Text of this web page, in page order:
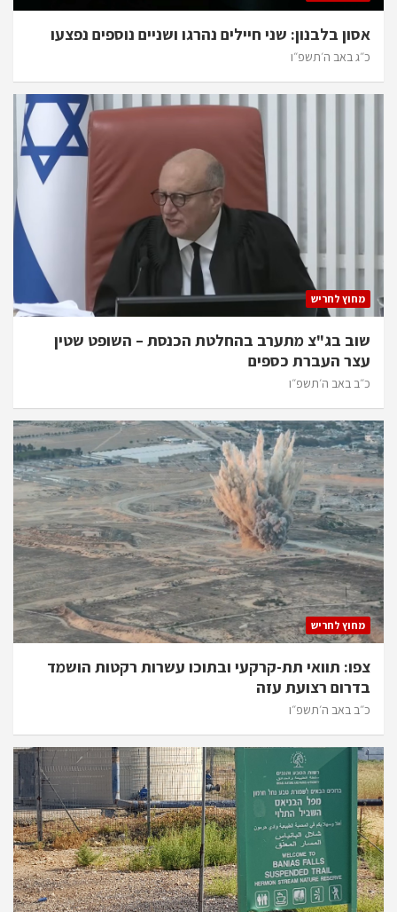
אסון בלבנון: שני חיילים נהרגו ושניים נוספים נפצעו
כ״ג באב ה׳תשפ״ו
מחוץ לחריש
שוב בג"צ מתערב בהחלטת הכנסת – השופט שטין
עצר העברת כספים
כ״ב באב ה׳תשפ״ו
מחוץ לחריש
צפו: תוואי תת-קרקעי ובתוכו עשרות רקטות הושמד
בדרום רצועת עזה
כ״ב באב ה׳תשפ״ו